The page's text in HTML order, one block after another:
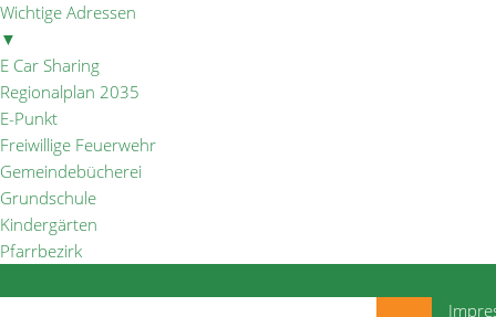
Wichtige Adressen
▼
E Car Sharing
Regionalplan 2035
E-Punkt
Freiwillige Feuerwehr
Gemeindebücherei
Grundschule
Kindergärten
Pfarrbezirk